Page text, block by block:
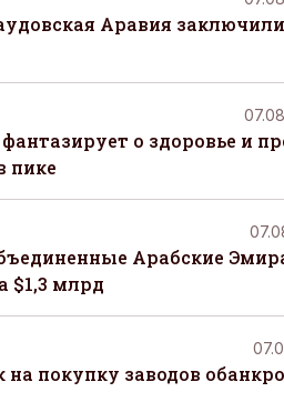
Аравия
о здоровье и
пике
Арабские
$1,3 млрд
на покупку заводов